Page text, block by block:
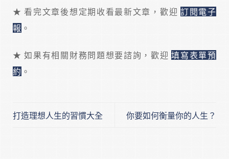
★ 看完文章後想定期收看最新文章，歡迎 訂閱電子
報 。
★ 如果有相關財務問題想要諮詢，歡迎填寫表單預
約 。
打造理想人生的習慣大全 你要如何衡量你的人生？